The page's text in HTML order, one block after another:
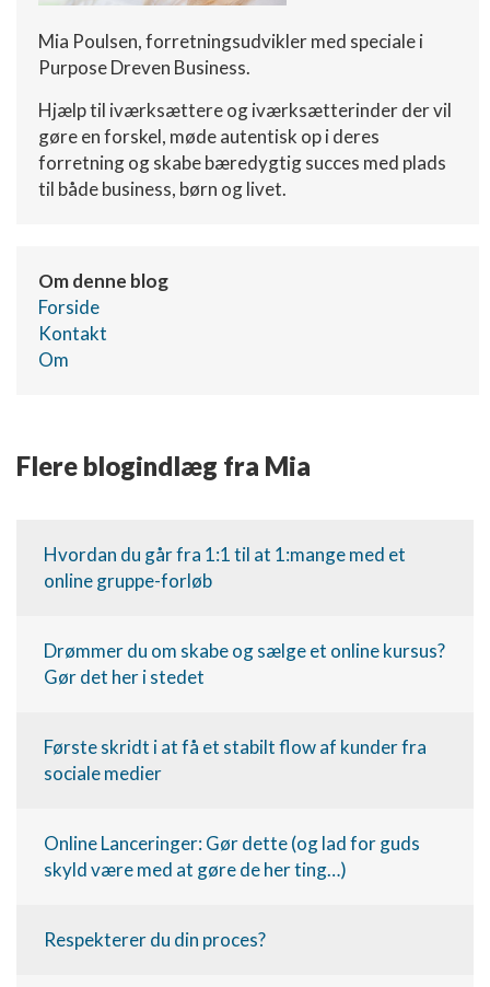
Mia Poulsen, forretningsudvikler med specialei
Purpose Dreven Business.
Hjælp til iværksættere og iværksætterinder der vil
gøre en forskel, møde autentisk op i deres
forretning og skabe bæredygtig succes med plads
til både business, børn og livet.
Om denne blog
Forside
Kontakt
Om
Flere blogindlæg fra Mia
Hvordan du går fra 1:1 til at 1:mange med et
online gruppe-forløb
Drømmer du om skabe og sælge et online kursus?
Gør det her i stedet
Første skridt i at få et stabilt flow af kunder fra
sociale medier
Online Lanceringer: Gør dette (og lad for guds
skyld være med at gøre de her ting…)
Respekterer du din proces?